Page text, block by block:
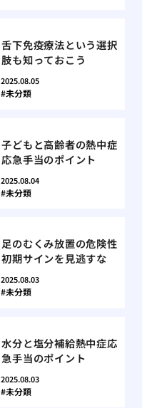
舌下免疫療法という選択
肢も知っておこう
2025.08.05
未分類
子どもと高齢者の熱中症
応急手当のポイント
2025.08.04
未分類
足のむくみ放置の危険性
初期サインを見逃すな
2025.08.03
未分類
水分と塩分補給熱中症応
急手当のポイント
2025.08.03
未分類